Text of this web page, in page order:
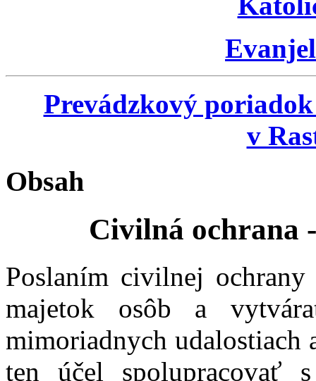
Prevádzkový
v
Obsah
Civilná ochrana
Poslaním civilnej
majetok osôb a
mimoriadnych udalostiach
ten účel spolupracovať